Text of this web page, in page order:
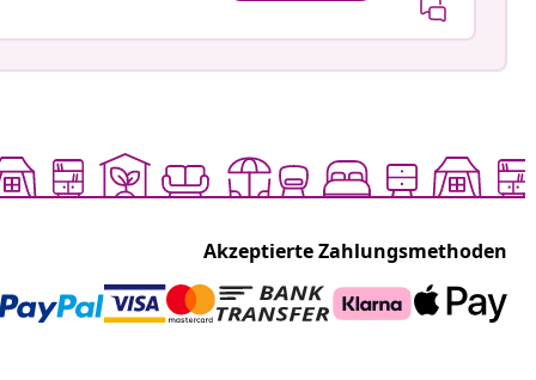
Akzeptierte Zahlungsmethoden